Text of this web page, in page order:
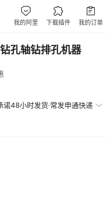
孔轴钻排孔机器
诺48小时发货·常发申通快递